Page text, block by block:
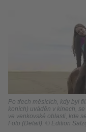
Po třech měsících, kdy byl
koních) uváděn v kinech,
ve venkovské oblasti, kde
Foto (Detail): © Edition